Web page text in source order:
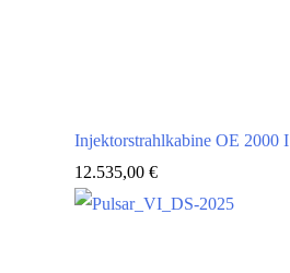
Injektorstrahlkabine OE 2000 I
12.535,00 €